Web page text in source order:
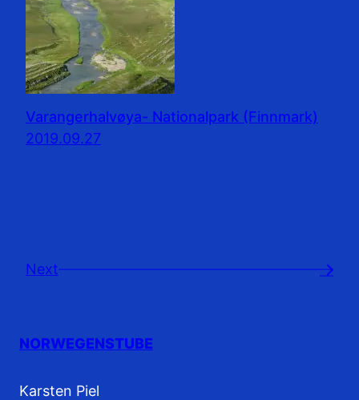
Varangerhalvøya- Nationalpark (Finnmark)
2019.09.27
Next →
NORWEGENSTUBE
Karsten Piel